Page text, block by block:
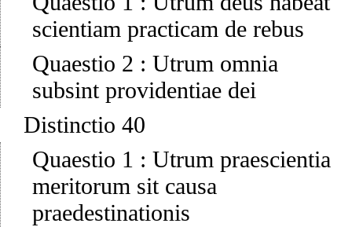
scientiam practicam de rebus
Quaestio 2 : Utrum omnia
subsint providentiae dei
Distinctio 40
Quaestio 1 : Utrum praescientia
meritorum sit causa
praedestinationis